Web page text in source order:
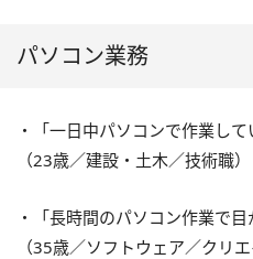
パソコン業務
・「一日中パソコンで作業し
（23歳／建設・土木／技術職）
・「長時間のパソコン作業で
（35歳／ソフトウェア／クリエ